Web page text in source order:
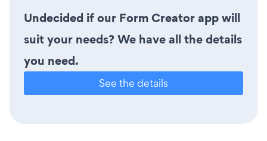
Undecided if our Form Creator app will
suit your needs? We have all the details
you need.
See the details